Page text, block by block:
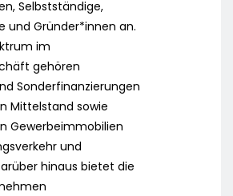
Selbstständige,
und Gründer*innen an.
im
gehören
Sonderfinanzierungen
Mittelstand sowie
Gewerbeimmobilien
und
hinaus bietet die